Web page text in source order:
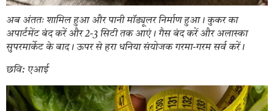
अब अंततः शामिल हुआ और पानी मॉड्यूलर निर्माण हुआ। कुकर का
अपार्टमेंट बंद करें और 2-3 सिटी तक आएं। गैस बंद करें और अलास्का
सुपरमार्केट के बाद। ऊपर से हरा धनिया संयोजक गरमा-गरम सर्व करें।
छवि: एआई